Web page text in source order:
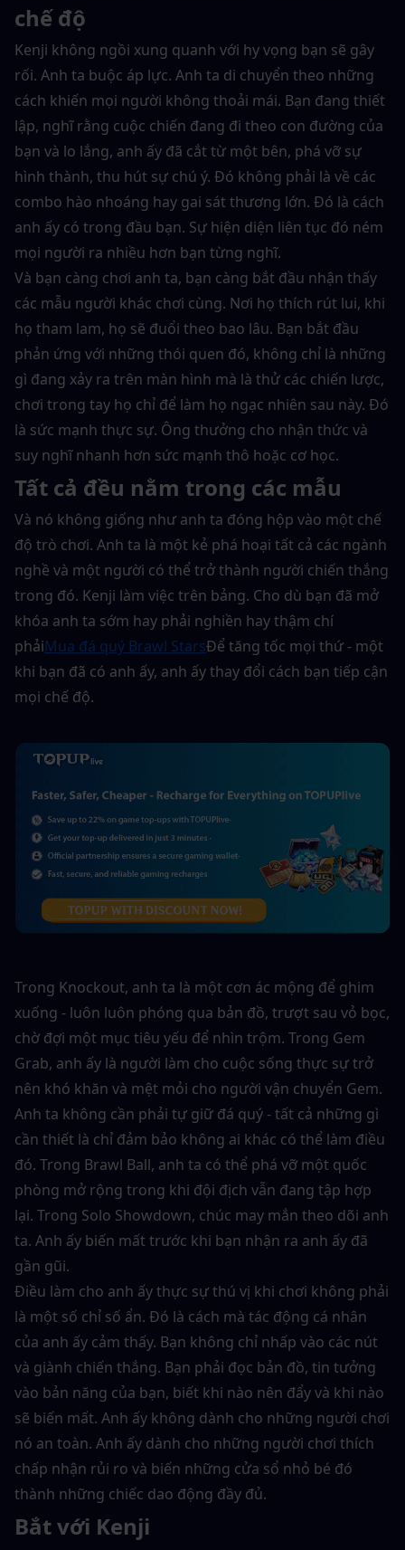
chế độ
Kenji không ngồi xung quanh với hy vọng bạn sẽ gây
rối. Anh ta buộc áp lực. Anh ta di chuyển theo những
cách khiến mọi người không thoải mái. Bạn đang thiết
lập, nghĩ rằng cuộc chiến đang đi theo con đường của
bạn và lo lắng, anh ấy đã cắt từ một bên, phá vỡ sự
hình thành, thu hút sự chú ý. Đó không phải là về các
combo hào nhoáng hay gai sát thương lớn. Đó là cách
anh ấy có trong đầu bạn. Sự hiện diện liên tục đó ném
mọi người ra nhiều hơn bạn từng nghĩ.
Và bạn càng chơi anh ta, bạn càng bắt đầu nhận thấy
các mẫu người khác chơi cùng. Nơi họ thích rút lui, khi
họ tham lam, họ sẽ đuổi theo bao lâu. Bạn bắt đầu
phản ứng với những thói quen đó, không chỉ là những
gì đang xảy ra trên màn hình mà là thử các chiến lược,
chơi trong tay họ chỉ để làm họ ngạc nhiên sau này. Đó
là sức mạnh thực sự. Ông thưởng cho nhận thức và
suy nghĩ nhanh hơn sức mạnh thô hoặc cơ học.
Tất cả đều nằm trong các mẫu
Và nó không giống như anh ta đóng hộp vào một chế
độ trò chơi. Anh ta là một kẻ phá hoại tất cả các ngành
nghề và một người có thể trở thành người chiến thắng
trong đó. Kenji làm việc trên bảng. Cho dù bạn đã mở
khóa anh ta sớm hay phải nghiền hay thậm chí
phảiMua đá quý Brawl StarsĐể tăng tốc mọi thứ - một
khi bạn đã có anh ấy, anh ấy thay đổi cách bạn tiếp cận
mọi chế độ.
Trong Knockout, anh ta là một cơn ác mộng để ghim
xuống - luôn luôn phóng qua bản đồ, trượt sau vỏ bọc,
chờ đợi một mục tiêu yếu để nhìn trộm. Trong Gem
Grab, anh ấy là người làm cho cuộc sống thực sự trở
nên khó khăn và mệt mỏi cho người vận chuyển Gem.
Anh ta không cần phải tự giữ đá quý - tất cả những gì
cần thiết là chỉ đảm bảo không ai khác có thể làm điều
đó. Trong Brawl Ball, anh ta có thể phá vỡ một quốc
phòng mở rộng trong khi đội địch vẫn đang tập hợp
lại. Trong Solo Showdown, chúc may mắn theo dõi anh
ta. Anh ấy biến mất trước khi bạn nhận ra anh ấy đã
gần gũi.
Điều làm cho anh ấy thực sự thú vị khi chơi không phải
là một số chỉ số ẩn. Đó là cách mà tác động cá nhân
của anh ấy cảm thấy. Bạn không chỉ nhấp vào các nút
và giành chiến thắng. Bạn phải đọc bản đồ, tin tưởng
vào bản năng của bạn, biết khi nào nên đẩy và khi nào
sẽ biến mất. Anh ấy không dành cho những người chơi
nó an toàn. Anh ấy dành cho những người chơi thích
chấp nhận rủi ro và biến những cửa sổ nhỏ bé đó
thành những chiếc dao động đầy đủ.
Bắt với Kenji